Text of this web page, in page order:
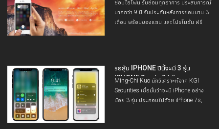
ค่าน้ำมัน 100 บาท
ซ่อมไอโฟน รับซ่อมทุกอาการ ประสบการณ์
มากกว่า 9 ปี รับประกันหลังการซ่อมนาน 3
เดือน พร้อมของแถม และโปรโมชั่น ฟรี
รอลุ้น IPHONE ปีนี้จะมี 3 รุ่น
IPHONE 8 จะเป็นไพ่เด็ด
Ming-Chi Kuo นักวิเคราะห์จาก KGI
Securities เชื่อมั่นว่าจะมี iPhone อย่าง
น้อย 3 รุ่น ประกอบไปด้วย iPhone 7s,